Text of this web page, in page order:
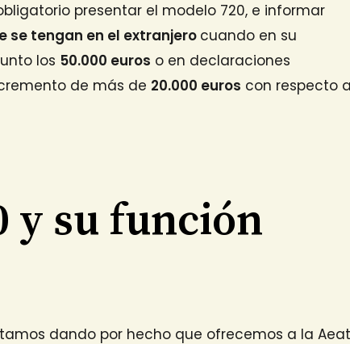
presentar el modelo 720, e informar
se tengan en el extranjero cuando en su
los 50.000 euros o en declaraciones
de más de 20.000 euros con respecto a
y su función
dando por hecho que ofrecemos a la Aeat